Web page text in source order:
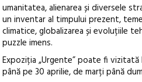
umanitatea, alienarea și diversele
un inventar al timpului prezent,
climatice, globalizarea și evoluțiile
puzzle imens.
Expoziția „Urgente” poate fi
până pe 30 aprilie, de marți până